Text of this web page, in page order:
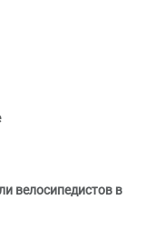
велосипедистов в